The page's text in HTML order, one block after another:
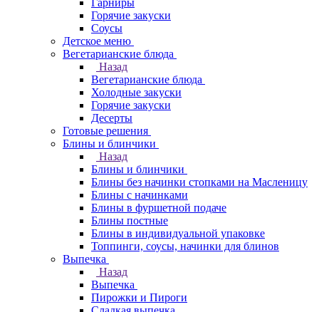
Гарниры
Горячие закуски
Соусы
Детское меню
Вегетарианские блюда
Назад
Вегетарианские блюда
Холодные закуски
Горячие закуски
Десерты
Готовые решения
Блины и блинчики
Назад
Блины и блинчики
Блины без начинки стопками на Масленицу
Блины с начинками
Блины в фуршетной подаче
Блины постные
Блины в индивидуальной упаковке
Топпинги, соусы, начинки для блинов
Выпечка
Назад
Выпечка
Пирожки и Пироги